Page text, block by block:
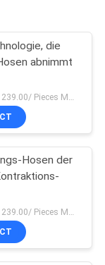
die
abnimmt
US $86.00 - 239.00/ Pieces MOQ:1pieces
Hosen der
US $86.00 - 239.00/ Pieces MOQ:1pieces